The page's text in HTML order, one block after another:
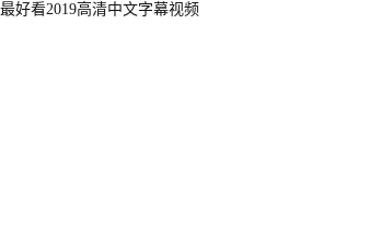
最好看2019高清中文字幕视频